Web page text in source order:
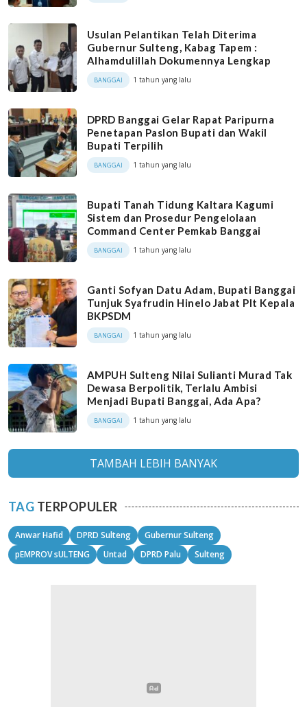
Usulan Pelantikan Telah Diterima
Gubernur Sulteng, Kabag Tapem :
Alhamdulillah Dokumennya Lengkap
BANGGAI 1 tahun yang lalu
DPRD Banggai Gelar Rapat Paripurna
Penetapan Paslon Bupati dan Wakil
Bupati Terpilih
BANGGAI 1 tahun yang lalu
Bupati Tanah Tidung Kaltara Kagumi
Sistem dan Prosedur Pengelolaan
Command Center Pemkab Banggai
BANGGAI 1 tahun yang lalu
Ganti Sofyan Datu Adam, Bupati Banggai
Tunjuk Syafrudin Hinelo Jabat Plt Kepala
BKPSDM
BANGGAI 1 tahun yang lalu
AMPUH Sulteng Nilai Sulianti Murad Tak
Dewasa Berpolitik, Terlalu Ambisi
Menjadi Bupati Banggai, Ada Apa?
BANGGAI 1 tahun yang lalu
TAMBAH LEBIH BANYAK
TAG TERPOPULER
Anwar Hafid DPRD Sulteng
Gubernur Sulteng
pEMPROV sULTENG
Untad DPRD Palu Sulteng